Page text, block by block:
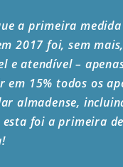
a primeira
2017 foi, sem
e atendível –
em 15% todos os
almadense,
esta foi a primeira